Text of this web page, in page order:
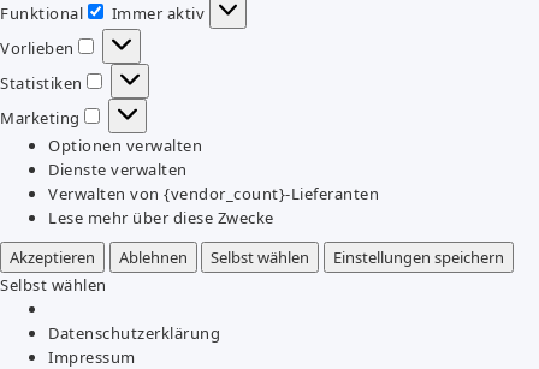
Funktional
Funktional
Immer aktiv
Vorlieben
Vorlieben
Statistiken
Statistiken
Marketing
Marketing
Optionen verwalten
Dienste verwalten
Verwalten von {vendor_count}-Lieferanten
Lese mehr über diese Zwecke
Akzeptieren
Ablehnen Selbst wählen
Einstellungen speichern
Selbst wählen
Datenschutzerklärung
Impressum